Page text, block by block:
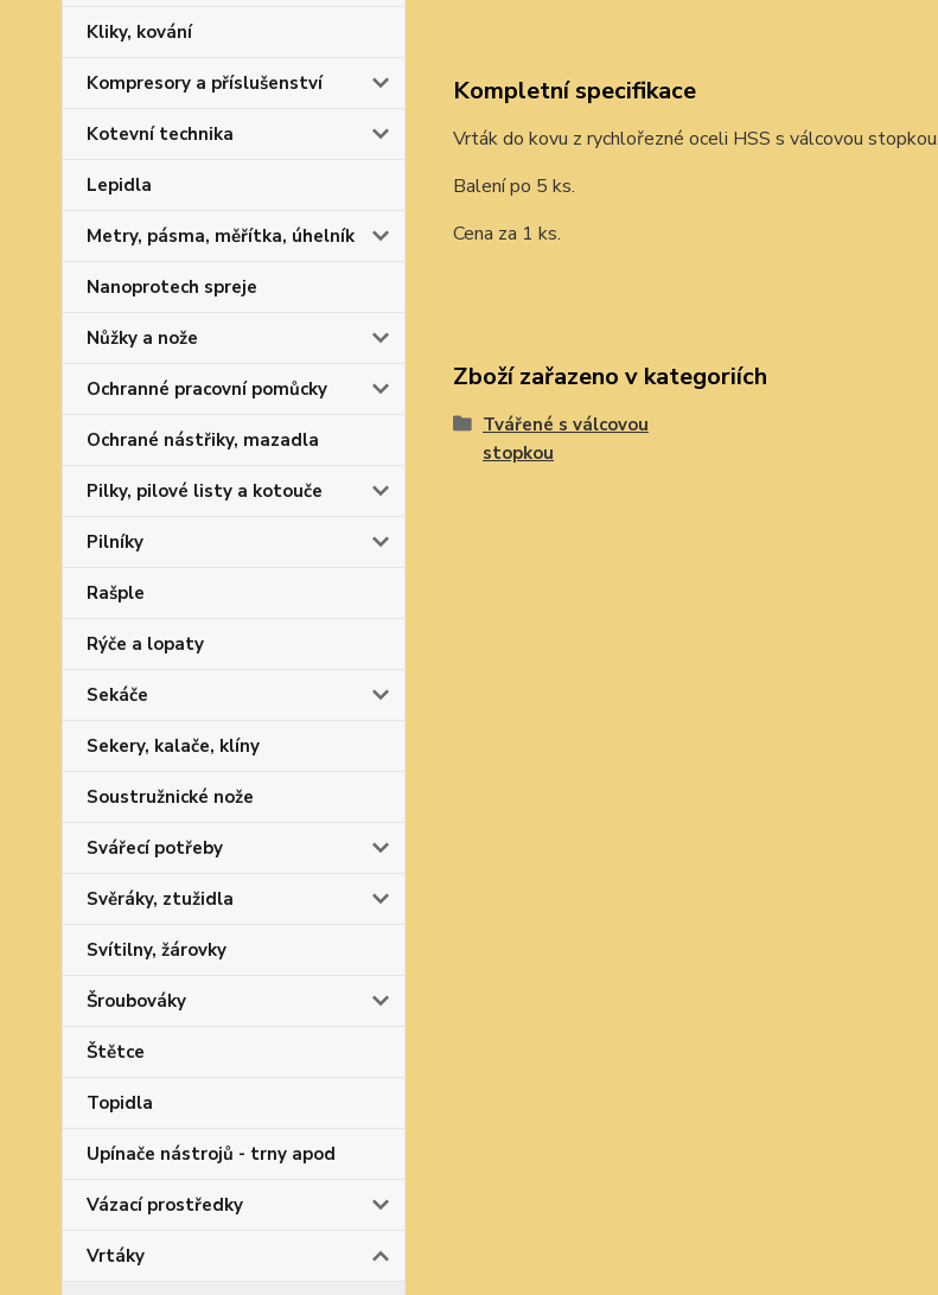
Kliky, kování
Kompresory a příslušenství
Kotevní technika
Lepidla
Metry, pásma, měřítka, úhelník
Nanoprotech spreje
Nůžky a nože
Ochranné pracovní pomůcky
Ochrané nástřiky, mazadla
Pilky, pilové listy a kotouče
Pilníky
Rašple
Rýče a lopaty
Sekáče
Sekery, kalače, klíny
Soustružnické nože
Svářecí potřeby
Svěráky, ztužidla
Svítilny, žárovky
Šroubováky
Štětce
Topidla
Upínače nástrojů - trny apod
Vázací prostředky
Vrtáky
Kompletní specifikace
Vrták do kovu z rychlořezné oceli HSS s válcovou stopkou.
Balení po 5 ks.
Cena za 1 ks.
Zboží zařazeno v kategoriích
Tvářené s válcovou
stopkou